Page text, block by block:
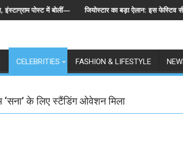
में बोलीं— "स्टूडेंट्स पहले, हमेशा"
जियोस्टार का बड़ा ऐलान: इस फेस्टिव सीज़न एक
CELEBRITIES FASHION & LIFESTYLE
के लिए स्टैंडिंग ओवेशन मिला